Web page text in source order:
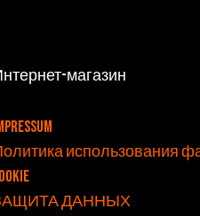
магазин
использования
ДАННЫХ